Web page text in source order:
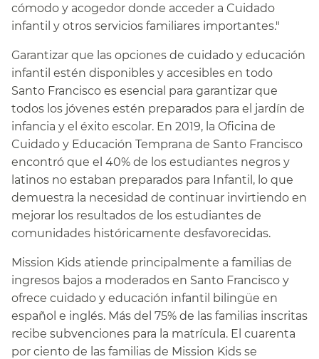
cómodo y acogedor donde acceder a Cuidado
infantil y otros servicios familiares importantes."​​
Garantizar que las opciones de cuidado y educación
infantil estén disponibles y accesibles en todo
Santo Francisco es esencial para garantizar que
todos los jóvenes estén preparados para el jardín de
infancia y el éxito escolar. En 2019, la Oficina de
Cuidado y Educación Temprana de Santo Francisco
encontró que el 40% de los estudiantes negros y
latinos no estaban preparados para Infantil, lo que
demuestra la necesidad de continuar invirtiendo en
mejorar los resultados de los estudiantes de
comunidades históricamente desfavorecidas.​​
Mission Kids atiende principalmente a familias de
ingresos bajos a moderados en Santo Francisco y
ofrece cuidado y educación infantil bilingüe en
español e inglés. Más del 75% de las familias inscritas
recibe subvenciones para la matrícula. El cuarenta
por ciento de las familias de Mission Kids se